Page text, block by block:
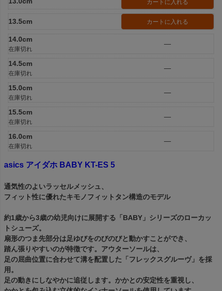
カートに入れる
13.5cm カートに入れる
14.0cm
在庫切れ
—
14.5cm
在庫切れ
—
15.0cm
在庫切れ
—
15.5cm
在庫切れ
—
16.0cm
在庫切れ
—
asics アイダホ BABY KT-ES 5
通気性のよいラッセルメッシュ、
フィット性に優れたキモノフィットタン構造のモデル
約1歳から3歳の幼児向けに展開する「BABY」シリーズのローカッ
トシューズ。
扇形のつま先部分は足ゆびをのびのびと動かすことができ、
踏ん張りやすいのが特徴です。アウターソールは、
足の屈曲位置に合わせて溝を配置した「フレックスグルーヴ」を採
用。
足の動きにしなやかに追従します。かかとの安定性を重視し、